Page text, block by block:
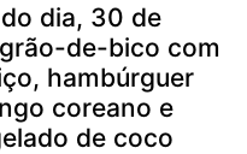
dia, 30 de
de-bico com
hambúrguer
coreano e
de coco